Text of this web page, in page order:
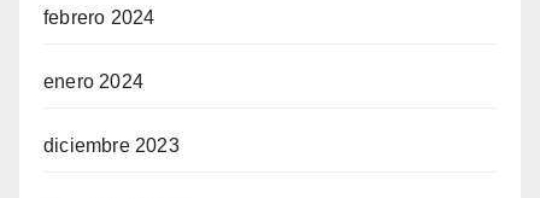
febrero 2024
enero 2024
diciembre 2023